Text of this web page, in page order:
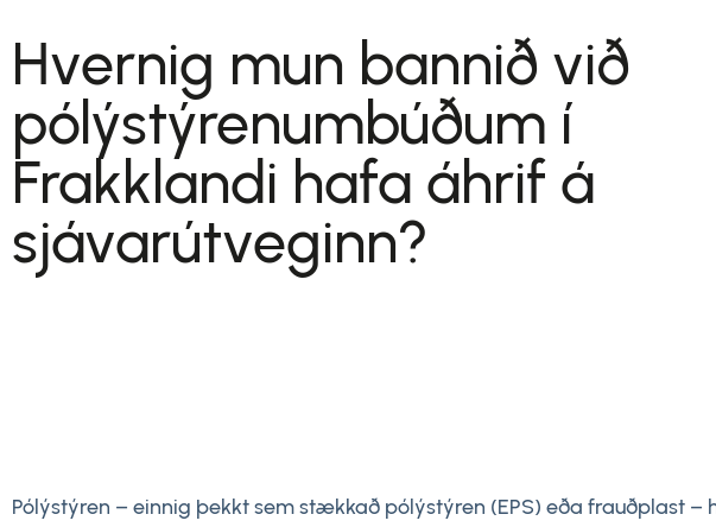
Hvernig mun bannið við
pólýstýrenumbúðum í
Frakklandi hafa áhrif á
sjávarútveginn?
Pólýstýren – einnig þekkt sem stækkað pólýstýren (EPS) eða frauðplast